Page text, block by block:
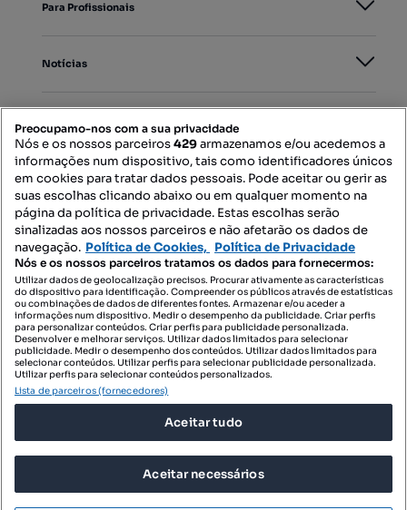
Para Profissionais
Notícias
Mapa do Site
Contacte-nos
SIGA-NOS:
DESCARREGAR NA:
© 2026 Imovirtual.com, OLX Portugal, S.A.
TERMOS DE UTILIZAÇÃO
Preocupamo-nos com a sua privacidade
Nós e os nossos parceiros429armazenamos e/ou acedemos a
informações num dispositivo, tais como identificadores únicos
em cookies para tratar dados pessoais. Pode aceitar ou gerir as
suas escolhas clicando abaixo ou em qualquer momento na
página da política de privacidade. Estas escolhas serão
sinalizadas aos nossos parceiros e não afetarão os dados de
navegação. Política de Cookies, Política de Privacidade
Nós e os nossos parceiros tratamos os dados para fornecermos:
Utilizar dados de geolocalização precisos. Procurar ativamente as características
do dispositivo para identificação. Compreender os públicos através de estatísticas
ou combinações de dados de diferentes fontes. Armazenar e/ou aceder a
informações num dispositivo. Medir o desempenho da publicidade. Criar perfis
para personalizar conteúdos. Criar perfis para publicidade personalizada.
Desenvolver e melhorar serviços. Utilizar dados limitados para selecionar
publicidade. Medir o desempenho dos conteúdos. Utilizar dados limitados para
selecionar conteúdos. Utilizar perfis para selecionar publicidade personalizada.
Utilizar perfis para selecionar conteúdos personalizados.
Lista de parceiros (fornecedores)
Aceitar tudo
Aceitar necessários